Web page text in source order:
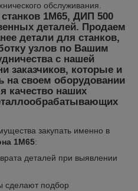
обслуживания.
1М65, ДИП 500
деталей. Продаем
детали для станков,
узлов по Вашим
с нашей
заказчиков, которые и
на своем оборудовании
качество наших
закупать именно в
1М65:
деталей при выявлении
подбор